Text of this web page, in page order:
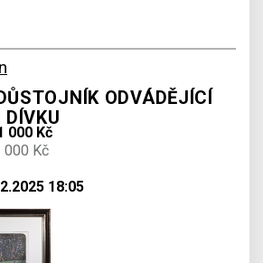
ODVÁDĚJÍCÍ
DÍVKU
000 Kč
000 Kč
18:05